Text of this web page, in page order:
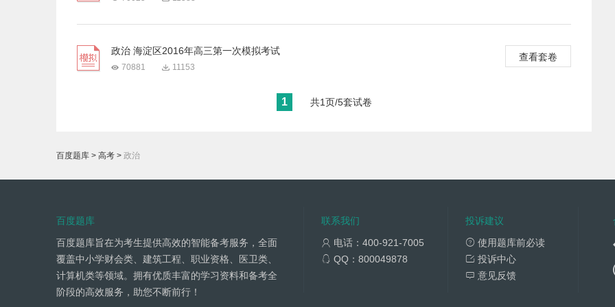
政治 海淀区2016年高三第一次模拟考试
70881 11153
查看套卷
1 共1页/5套试卷
百度题库 > 高考 > 政治
百度题库
百度题库旨在为考生提供高效的智能备考服务，全面
覆盖中小学财会类、建筑工程、职业资格、医卫类、
计算机类等领域。拥有优质丰富的学习资料和备考全
阶段的高效服务，助您不断前行！
联系我们
电话：400-921-7005
QQ：800049878
投诉建议
使用题库前必读
投诉中心
意见反馈